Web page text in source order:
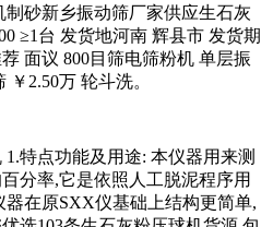
砂新乡振动筛厂家供应生石灰
≥1台 发货地河南 辉县市 发货期
面议 800目筛电筛粉机 单层振
2.50万 轮斗洗。
特点功能及用途: 本仪器用来测
分率,它是依照人工脱泥程序用
在原SXX仪基础上结构更简单,